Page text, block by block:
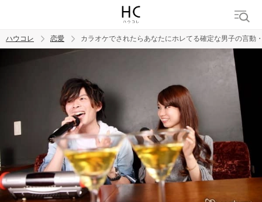
トレンド ワード
恋愛
ハウコレ 恋愛 カラオケでされたらあなたにホレてる確定な男子の言動